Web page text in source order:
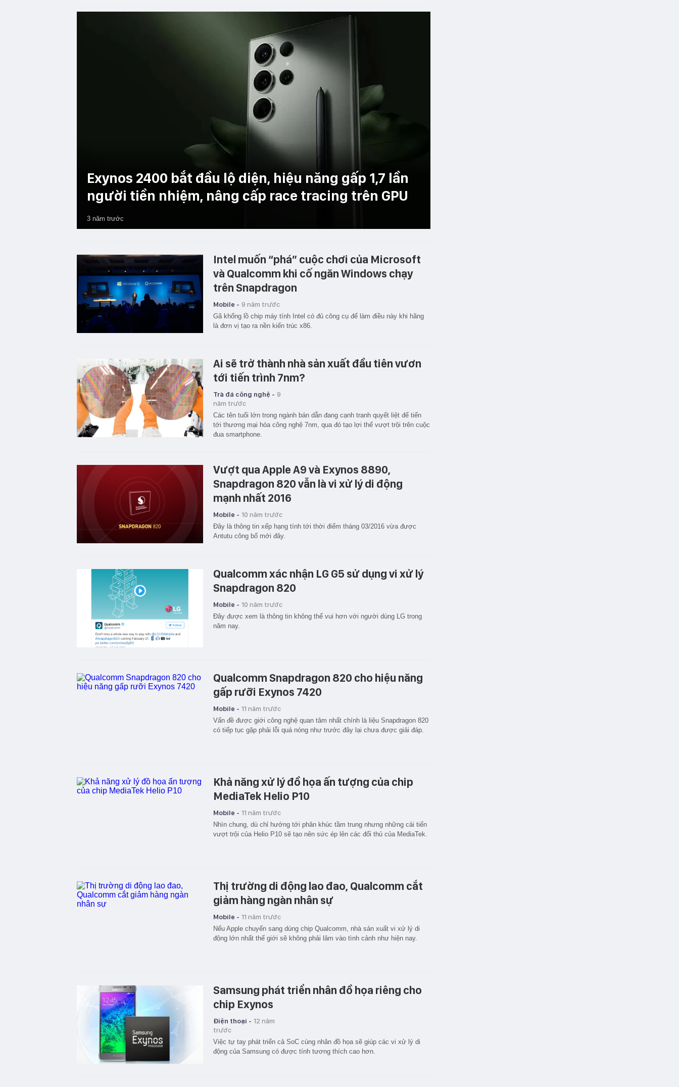
Exynos 2400 bắt đầu lộ diện, hiệu năng gấp 1,7 lần
người tiền nhiệm, nâng cấp race tracing trên GPU
3 năm trước
Intel muốn “phá” cuộc chơi của Microsoft
và Qualcomm khi cố ngăn Windows chạy
trên Snapdragon
Mobile - 9 năm trước
Gã khổng lồ chip máy tính Intel có đủ công cụ để làm điều này khi hãng
là đơn vị tạo ra nền kiến trúc x86.
Ai sẽ trở thành nhà sản xuất đầu tiên vươn
tới tiến trình 7nm?
Trà đá công nghệ - 9
năm trước
Các tên tuổi lớn trong ngành bán dẫn đang cạnh tranh quyết liệt để tiến
tới thương mại hóa công nghệ 7nm, qua đó tạo lợi thế vượt trội trên cuộc
đua smartphone.
Vượt qua Apple A9 và Exynos 8890,
Snapdragon 820 vẫn là vi xử lý di động
mạnh nhất 2016
Mobile - 10 năm trước
Đây là thông tin xếp hạng tính tới thời điểm tháng 03/2016 vừa được
Antutu công bố mới đây.
Qualcomm xác nhận LG G5 sử dụng vi xử lý
Snapdragon 820
Mobile - 10 năm trước
Đây được xem là thông tin không thể vui hơn với người dùng LG trong
năm nay.
Qualcomm Snapdragon 820 cho hiệu năng
gấp rưỡi Exynos 7420
Mobile - 11 năm trước
Vấn đề được giới công nghệ quan tâm nhất chính là liệu Snapdragon 820
có tiếp tục gặp phải lỗi quá nóng như trước đây lại chưa được giải đáp.
Khả năng xử lý đồ họa ấn tượng của chip
MediaTek Helio P10
Mobile - 11 năm trước
Nhìn chung, dù chỉ hướng tới phân khúc tầm trung nhưng những cải tiến
vượt trội của Helio P10 sẽ tạo nên sức ép lên các đối thủ của MediaTek.
Thị trường di động lao đao, Qualcomm cắt
giảm hàng ngàn nhân sự
Mobile - 11 năm trước
Nếu Apple chuyển sang dùng chip Qualcomm, nhà sản xuất vi xử lý di
động lớn nhất thế giới sẽ không phải lâm vào tình cảnh như hiện nay.
Samsung phát triển nhân đồ họa riêng cho
chip Exynos
Điện thoại - 12 năm
trước
Việc tự tay phát triển cả SoC cùng nhân đồ họa sẽ giúp các vi xử lý di
động của Samsung có được tính tương thích cao hơn.